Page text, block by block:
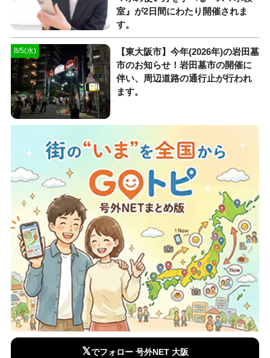
室』が2日間にわたり開催されま
す。
8/5(水)
【東大阪市】今年(2026年)の岩田墓
市のお知らせ！岩田墓市の開催に
伴い、周辺道路の通行止が行われ
ます。
𝕏でフォロー 号外NET 大阪